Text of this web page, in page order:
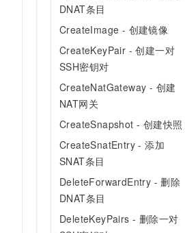
DNAT条目
CreateImage - 创建镜像
CreateKeyPair - 创建一对
SSH密钥对
CreateNatGateway - 创建
NAT网关
CreateSnapshot - 创建快照
CreateSnatEntry - 添加
SNAT条目
DeleteForwardEntry - 删除
DNAT条目
DeleteKeyPairs - 删除一对